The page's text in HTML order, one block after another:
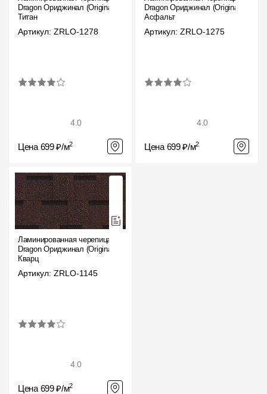
Dragon Ориджинал (Original),
Титан
Артикул: ZRLO-1278
4.0
Цена 699 ₽/м2
Dragon Ориджинал (Original),
Асфальт
Артикул: ZRLO-1275
4.0
Цена 699 ₽/м2
Ламинированная черепица
Dragon Ориджинал (Original),
Кварц
Артикул: ZRLO-1145
4.0
Цена 699 ₽/м2